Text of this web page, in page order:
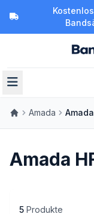
Amada
Amada
5 Produkte